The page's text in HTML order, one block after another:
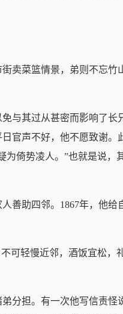
卖菜篮情景，弟则不忘竹
与其过从甚密而影响了长
官声不好，他不愿致谢。
为倚势凌人。”也就是说，
善助四邻。1867年，他给
可轻慢近邻，酒饭宜松，
分担。有一次他写信责怪